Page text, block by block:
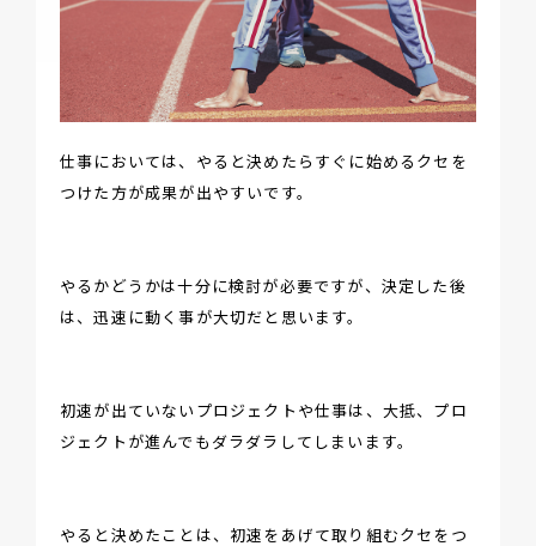
仕事においては、やると決めたらすぐに始めるクセを
つけた方が成果が出やすいです。
やるかどうかは十分に検討が必要ですが、決定した後
は、迅速に動く事が大切だと思います。
初速が出ていないプロジェクトや仕事は、大抵、プロ
ジェクトが進んでもダラダラしてしまいます。
やると決めたことは、初速をあげて取り組むクセをつ